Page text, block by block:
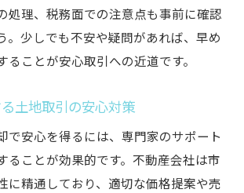
処理、税務面での注意点も事前に確認
。少しでも不安や疑問があれば、早め
ることが安心取引への近道です。
土地取引の安心対策
で安心を得るには、専門家のサポート
ることが効果的です。不動産会社は市
に精通しており、適切な価格提案や売